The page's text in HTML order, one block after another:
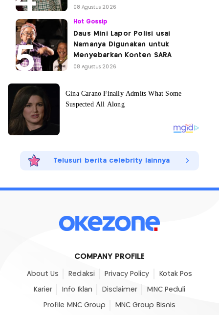
08 Agustus 2026
Hot Gossip
Daus Mini Lapor Polisi usai
Namanya Digunakan untuk
Menyebarkan Konten SARA
08 Agustus 2026
Telusuri berita celebrity lainnya